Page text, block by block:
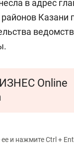
в адрес
Казани
Online
и нажмите Ctrl +